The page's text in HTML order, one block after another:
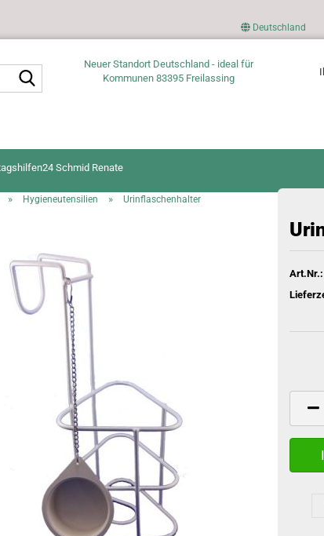
Deutschland
Neuer Standort Deutschland - ideal für
Kommunen 83395 Freilassing
Schmid Renate
» Hygieneutensilien » Urinflaschenhalter
Art.Nr.: